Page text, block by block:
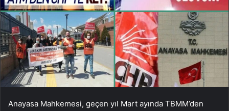
Anayasa Mahkemesi, geçen yıl Mart ayında TBMM’den